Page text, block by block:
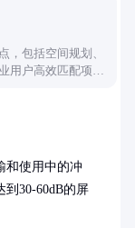
，包括空间规划、
用户高效匹配项目
和使用中的冲
30-60dB的屏